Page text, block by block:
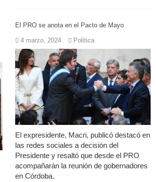
El PRO se anota en el Pacto de Mayo
4 marzo, 2024 Politica
El expresidente, Macri, publicó destacó en
las redes sociales a decisión del
Presidente y resaltó que desde el PRO
acompañarán la reunión de gobernadores
en Córdoba.